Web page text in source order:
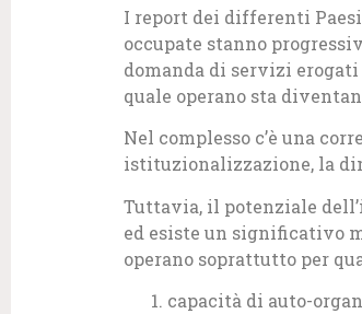
I report dei differenti
occupate stanno
domanda di servizi
quale operano sta
Nel complesso c’è una
istituzionalizzazione, la
Tuttavia, il potenziale
ed esiste un significativo
operano soprattutto per
capacità di auto-